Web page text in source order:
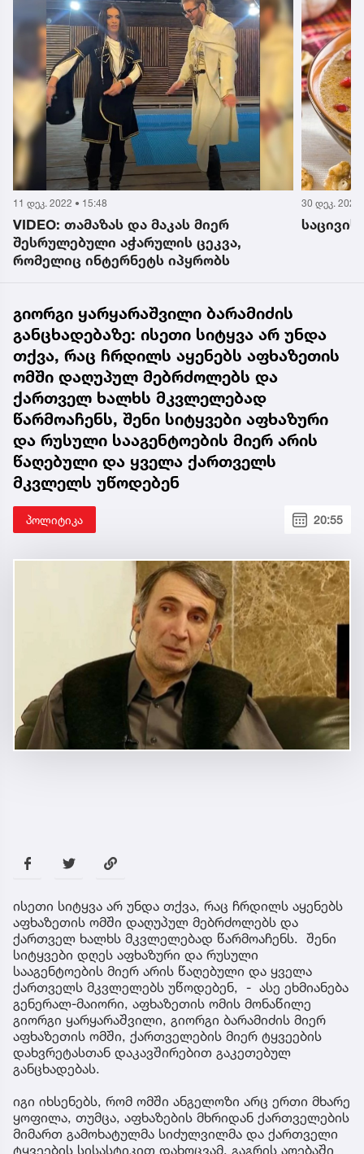
11 დეკ. 2022 • 15:48
VIDEO: თამაზას და მაკას მიერ
შესრულებული აჭარულის ცეკვა,
რომელიც ინტერნეტს იპყრობს
30 დეკ. 2024
გიორგი ყარყარაშვილი ბარამიძის
განცხადებაზე: ისეთი სიტყვა არ უნდა
თქვა, რაც ჩრდილს აყენებს აფხაზეთის
ომში დაღუპულ მებრძოლებს და
ქართველ ხალხს მკვლელებად
წარმოაჩენს, შენი სიტყვები აფხაზური
და რუსული სააგენტოების მიერ არის
წაღებული და ყველა ქართველს
მკვლელს უწოდებენ
პოლიტიკა 20:55
ისეთი სიტყვა არ უნდა თქვა, რაც ჩრდილს აყენებს
აფხაზეთის ომში დაღუპულ მებრძოლებს და
ქართველ ხალხს მკვლელებად წარმოაჩენს. შენი
სიტყვები დღეს აფხაზური და რუსული
სააგენტოების მიერ არის წაღებული და ყველა
ქართველს მკვლელებს უწოდებენ, - ასე ეხმიანება
გენერალ-მაიორი, აფხაზეთის ომის მონაწილე
გიორგი ყარყარაშვილი, გიორგი ბარამიძის მიერ
აფხაზეთის ომში, ქართველების მიერ ტყვეების
დახვრეტასთან დაკავშირებით გაკეთებულ
განცხადებას.
იგი იხსენებს, რომ ომში ანგელოზი არც ერთი მხარე
ყოფილა, თუმცა, აფხაზების მხრიდან ქართველების
მიმართ გამოხატულმა სიძულვილმა და ქართველი
ტყვეების სისასტიკით დახოცვამ, გაგრის აღებაში